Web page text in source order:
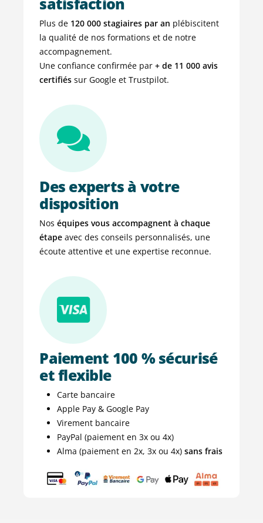
satisfaction
Plus de 120 000 stagiaires par an plébiscitent
la qualité de nos formations et de notre
accompagnement.
Une confiance confirmée par+ de 11 000 avis
certifiés sur Google et Trustpilot.
Des experts à votre
disposition
Noséquipes vous accompagnent à chaque
étape avec des conseils personnalisés, une
écoute attentive et une expertise reconnue.
Paiement 100 % sécurisé
et flexible
Carte bancaire
Apple Pay & Google Pay
Virement bancaire
PayPal (paiement en 3x ou 4x)
Alma (paiement en 2x, 3x ou 4x)sans frais